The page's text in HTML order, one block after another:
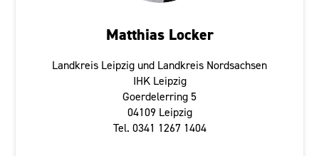
Matthias Locker
Landkreis Leipzig und Landkreis Nordsachsen
IHK Leipzig
Goerdelerring 5
04109 Leipzig
Tel. 0341 1267 1404